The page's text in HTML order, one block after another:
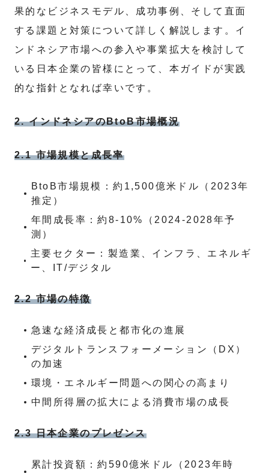
果的なビジネスモデル、成功事例、そして直面
する課題と対策について詳しく解説します。イ
ンドネシア市場への参入や事業拡大を検討して
いる日本企業の皆様にとって、本ガイドが実践
的な指針となれば幸いです。
2. インドネシアのBtoB市場概況
2.1 市場規模と成長率
BtoB市場規模：約1,500億米ドル（2023年
推定）
年間成長率：約8-10%（2024-2028年予
測）
主要セクター：製造業、インフラ、エネルギ
ー、IT/デジタル
2.2 市場の特徴
急速な経済成長と都市化の進展
デジタルトランスフォーメーション（DX）
の加速
環境・エネルギー問題への関心の高まり
中間所得層の拡大による消費市場の成長
2.3 日本企業のプレゼンス
累計投資額：約590億米ドル（2023年時